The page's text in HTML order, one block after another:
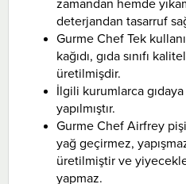
deterjandan tasarruf
Gurme Chef Tek
kağıdı, gıda sınıfı
üretilmişdir.
İlgili kurumlarca
yapılmıştır.
Gurme Chef Airfrey
yağ geçirmez,
üretilmiştir ve
yapmaz.